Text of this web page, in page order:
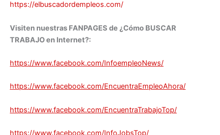
https://elbuscadordempleos.com/
Visiten nuestras FANPAGES de ¿Cómo BUSCAR
TRABAJO en Internet?:
https://www.facebook.com/InfoempleoNews/
https://www.facebook.com/EncuentraEmpleoAhora/
https://www.facebook.com/EncuentraTrabajoTop/
https://www.facebook.com/InfoJobsTop/